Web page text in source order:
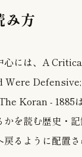
み方
心には、A
Were
Koran - 1885
かを読む歴史・
るように配置さ